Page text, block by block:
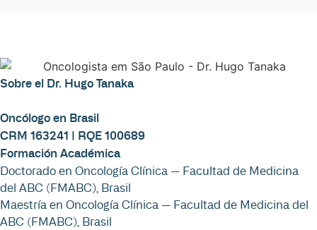
Sobre el Dr. Hugo Tanaka
Oncólogo en Brasil
CRM 163241 | RQE 100689
Formación Académica
Doctorado en Oncología Clínica — Facultad de Medicina
del ABC (FMABC), Brasil
Maestría en Oncología Clínica — Facultad de Medicina del
ABC (FMABC), Brasil